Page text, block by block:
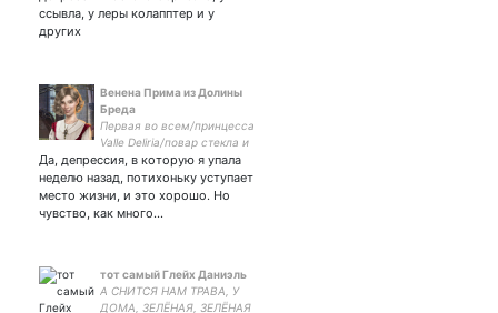
ссывла, у леры колапптер и у
других
Венена Прима из Долины
Бреда
Первая во всем/принцесса
Valle Deliria/повар стекла и
сочетающая несочетаемое
МГЧД, тихониверс, Клуб
романтики, House of ashes
и еще много всего
Да, депрессия, в которую я упала
неделю назад, потихоньку уступает
место жизни, и это хорошо. Но
чувство, как много…
тот самый Глейх Даниэль
А СНИТСЯ НАМ ТРАВА, У
ДОМА, ЗЕЛЁНАЯ, ЗЕЛЁНАЯ